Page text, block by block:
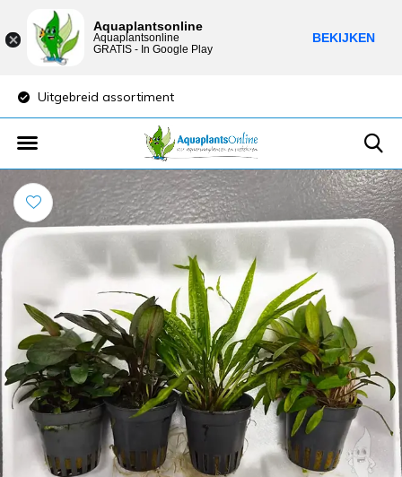
assortiment
Aquaplantsonline
Aquaplantsonline
GRATIS - In Google Play
BEKIJKEN